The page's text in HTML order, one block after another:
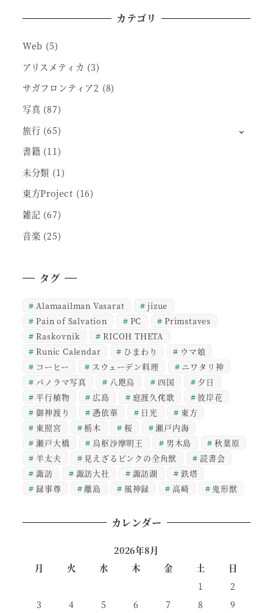
カテゴリ
Web (5)
アリスメティカ (3)
サガフロンティア2 (8)
写真 (87)
旅行 (65)
書籍 (11)
未分類 (1)
東方Project (16)
雑記 (67)
音楽 (25)
タグ
Alamaailman Vasarat
jizue
Pain of Salvation
PC
Primstaves
Raskovnik
RICOH THETA
Runic Calendar
ひまわり
ウマ娘
コーヒー
スウェーデン料理
ニワタリ神
パノラマ写真
八咫烏 四国
夕日
平行植物
広島 庭渡久侘歌
彼岸花
御神渡り
憑依華 日光
東方
東照宮
栃木 桜
瀬戸内海
瀬戸大橋
烏枢沙摩明王 男木島
秋葉原
羊太夫
見えざるピンクの全角獣
読書会
諏訪
諏訪大社 諏訪湖
鉄塔
録事尊
離島 風神録 高崎 鬼形獣
カレンダー
2026年8月
月
火 水 木 金 土
日
1
2
3
4 5 6 7 8 9